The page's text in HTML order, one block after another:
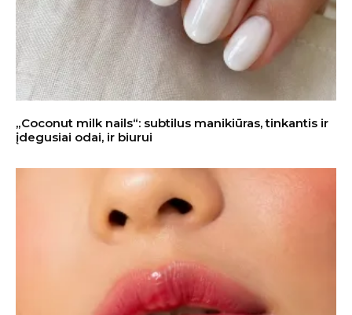
„Coconut milk nails“: subtilus manikiūras, tinkantis ir
įdegusiai odai, ir biurui